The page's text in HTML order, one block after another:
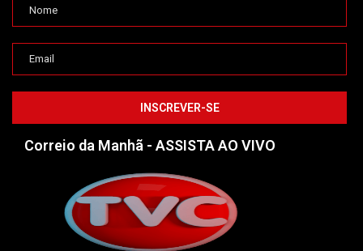
Correio da Manhã - ASSISTA AO VIVO